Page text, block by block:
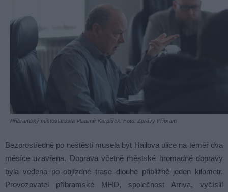
Příbramský místostarosta Vladimír Karpíšek. Foto: Zprávy Příbram
Bezprostředně po neštěstí musela být Hailova ulice na téměř dva
měsíce uzavřena. Doprava včetně městské hromadné dopravy
byla vedena po objízdné trase dlouhé přibližně jeden kilometr.
Provozovatel příbramské MHD, společnost Arriva, vyčíslil